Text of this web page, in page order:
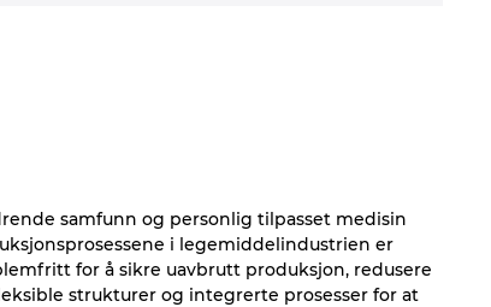
samfunn og personlig tilpasset medisin
i legemiddelindustrien er
for å sikre uavbrutt produksjon, redusere
strukturer og integrerte prosesser for at